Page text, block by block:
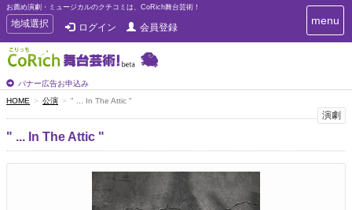
お薦め演劇・ミュージカルのクチコミは、CoRich舞台芸術！
T
o
g
g
e
n
a
v
地域選択 ログイン 会員登録
バナー広告お申込み
T
o
i
menu
HOME 公演 " ... In The Attic "
演劇
" ... In The Attic "